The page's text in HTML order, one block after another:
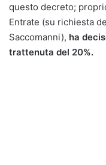
questo decreto;
Entrate (su richiesta
Saccomanni), ha
trattenuta del 20%.